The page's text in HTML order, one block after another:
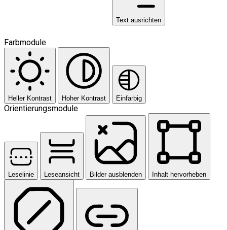
Text ausrichten
Farbmodule
Heller Kontrast Hoher Kontrast Einfarbig
Orientierungsmodule
Leselinie Leseansicht Bilder ausblenden Inhalt hervorheben